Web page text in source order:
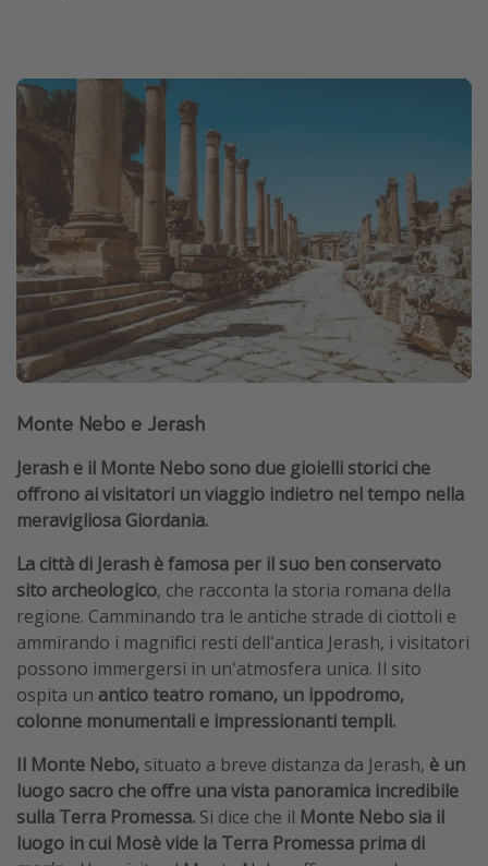
Monte Nebo e Jerash
Jerash e il Monte Nebo sono due gioielli storici che
offrono ai visitatori un viaggio indietro nel tempo nella
meravigliosa Giordania.
La città di Jerash è famosa per il suo ben conservato
sito archeologico, che racconta la storia romana della
regione. Camminando tra le antiche strade di ciottoli e
ammirando i magnifici resti dell'antica Jerash, i visitatori
possono immergersi in un'atmosfera unica. Il sito
ospita un antico teatro romano, un ippodromo,
colonne monumentali e impressionanti templi.
Il Monte Nebo, situato a breve distanza da Jerash, è un
luogo sacro che offre una vista panoramica incredibile
sulla Terra Promessa. Si dice che il Monte Nebo sia il
luogo in cui Mosè vide la Terra Promessa prima di